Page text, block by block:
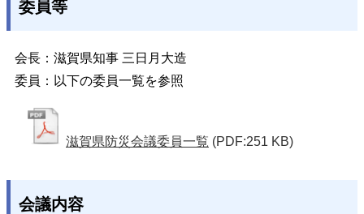
委員等
会長：滋賀県知事 三日月大造
委員：以下の委員一覧を参照
滋賀県防災会議委員一覧 (PDF:251 KB)
会議内容